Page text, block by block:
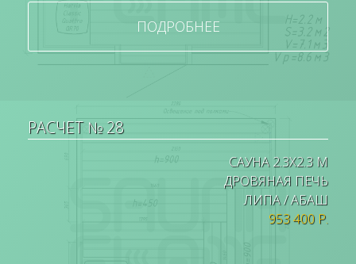
ПОДРОБНЕЕ
РАСЧЕТ № 28
САУНА 2.3Х2.3 М
ДРОВЯНАЯ ПЕЧЬ
ЛИПА / АБАШ
953 400 Р.